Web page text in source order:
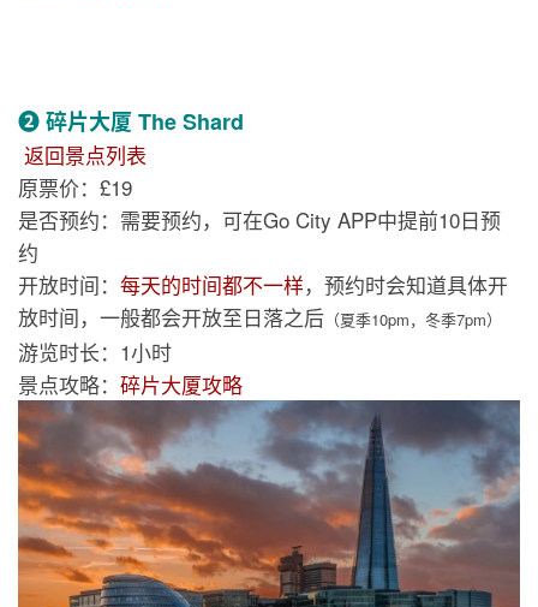
❷ 碎片大厦 The Shard
返回景点列表
原票价：£19
是否预约：需要预约，可在Go City APP中提前10日预
约
开放时间： 每天的时间都不一样，预约时会知道具体开
放时间，一般都会开放至日落之后 （夏季10pm，冬季7pm）
游览时长：1小时
景点攻略： 碎片大厦攻略